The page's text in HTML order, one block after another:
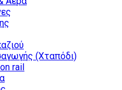
(Χταπόδι)
rail